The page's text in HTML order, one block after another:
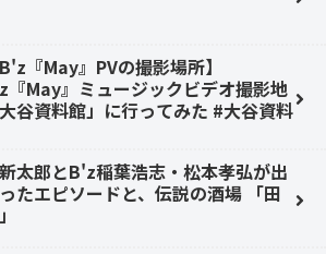
B'z『May』PVの撮影場所】
『May』ミュージックビデオ撮影地
大谷資料館」に行ってみた #大谷資料
太郎とB'z稲葉浩志・松本孝弘が出
たエピソードと、伝説の酒場 「田